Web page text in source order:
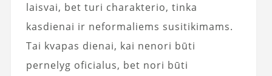
laisvai, bet turi charakterio, tinka
kasdienai ir neformaliems susitikimams.
Tai kvapas dienai, kai nenori būti
pernelyg oficialus, bet nori būti